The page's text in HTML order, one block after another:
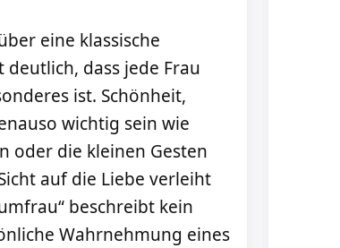
eine klassische
dass jede Frau
ist. Schönheit,
wichtig sein wie
oder die kleinen Gesten
auf die Liebe verleiht
beschreibt kein
Wahrnehmung eines